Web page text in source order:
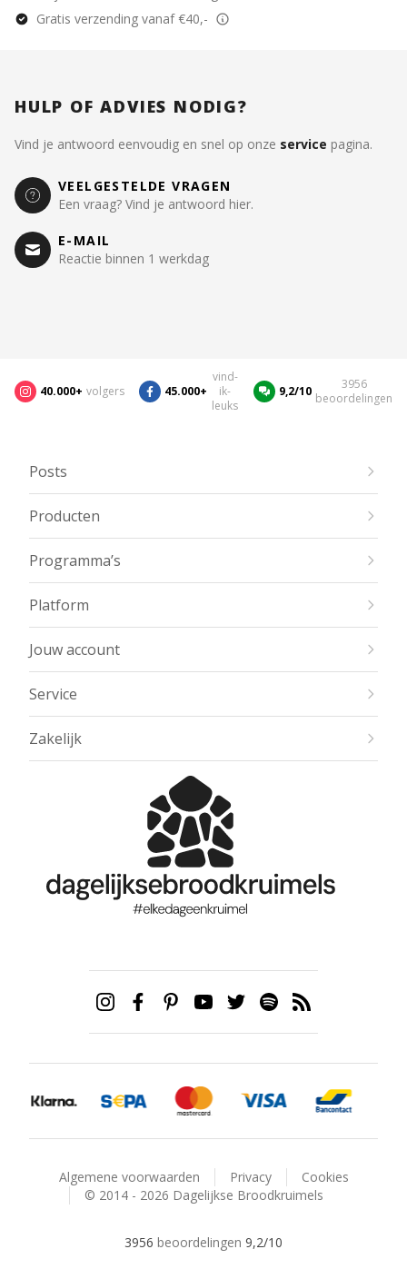
Gratis verzending vanaf €40,-
HULP OF ADVIES NODIG?
Vind je antwoord eenvoudig en snel op onze service pagina.
VEELGESTELDE VRAGEN
Een vraag? Vind je antwoord hier.
E-MAIL
Reactie binnen 1 werkdag
40.000+ volgers 45.000+
vind-
ik-
leuks
9,2/10
3956
beoordelingen
Posts
Producten
Programma’s
Platform
Jouw account
Service
Zakelijk
Algemene voorwaarden Privacy
Cookies
© 2014 - 2026 Dagelijkse Broodkruimels
3956 beoordelingen 9,2/10